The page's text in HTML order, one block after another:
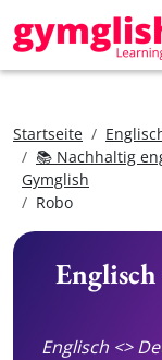
Startseite
📚 Nachhaltig
Gymglish
Robo
Englisch <>